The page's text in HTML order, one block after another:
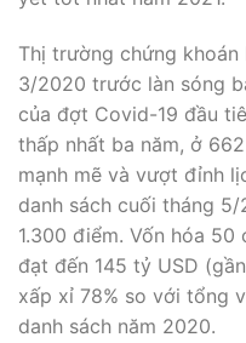
xấp xỉ 78% so với tổng
danh sách năm 2020.
Để thực hiện Danh
năm 2021, Forbes Việt
yết trên HSX và HNX
các công ty cần đáp
trong năm tài chính
thiểu 500 tỉ đồng. Các
thuộc công ty mẹ hoặc
sẽ không được xem xét.